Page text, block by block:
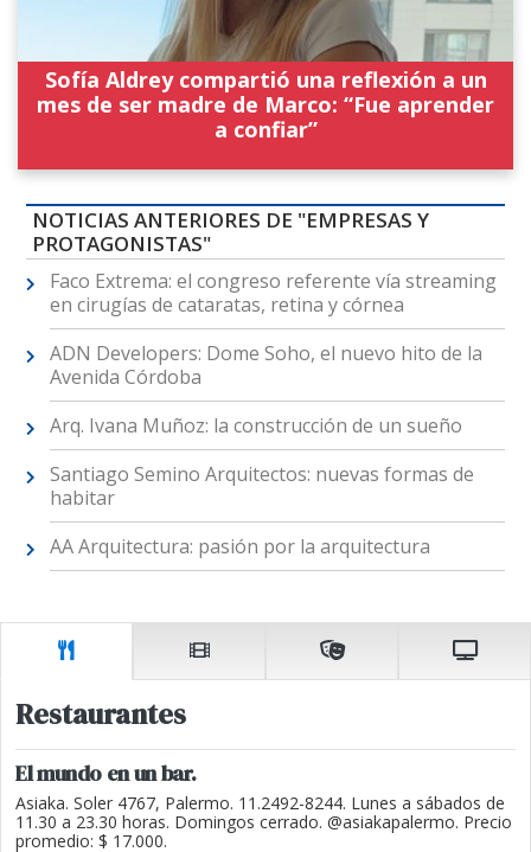
Sofía Aldrey compartió una reflexión a un
mes de ser madre de Marco: “Fue aprender
a confiar”
NOTICIAS ANTERIORES DE "EMPRESAS Y
PROTAGONISTAS"
Faco Extrema: el congreso referente vía streaming
en cirugías de cataratas, retina y córnea
ADN Developers: Dome Soho, el nuevo hito de la
Avenida Córdoba
Arq. Ivana Muñoz: la construcción de un sueño
Santiago Semino Arquitectos: nuevas formas de
habitar
AA Arquitectura: pasión por la arquitectura
Restaurantes
El mundo en un bar.
Asiaka. Soler 4767, Palermo. 11.2492-8244. Lunes a sábados de
11.30 a 23.30 horas. Domingos cerrado. @asiakapalermo. Precio
promedio: $ 17.000.